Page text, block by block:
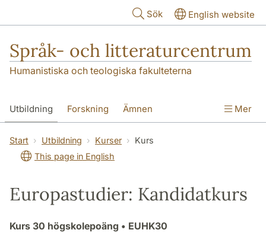
Sök English website
Språk- och litteraturcentrum
Humanistiska och teologiska fakulteterna
Utbildning Forskning Ämnen
SOL-husen Kontakt Institutionen
översättning till svenska
Mer
Start Utbildning Kurser
Kurs
This page in English
Europastudier: Kandidatkurs
Kurs 30 högskolepoäng • EUHK30